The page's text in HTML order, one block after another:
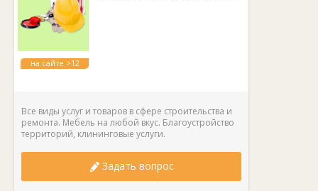
на сайте >12
Все виды услуг и товаров в сфере строительства и
ремонта. Мебель на любой вкус. Благоустройство
территорий, клининговые услуги.
Задать вопрос